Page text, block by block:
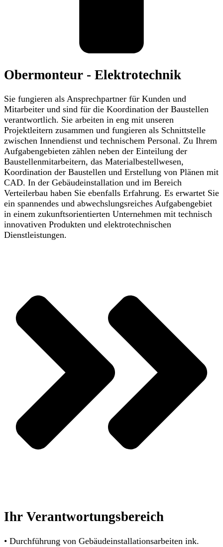
Obermonteur - Elektrotechnik
Sie fungieren als Ansprechpartner für Kunden und
Mitarbeiter und sind für die Koordination der Baustellen
verantwortlich. Sie arbeiten in eng mit unseren
Projektleitern zusammen und fungieren als Schnittstelle
zwischen Innendienst und technischem Personal. Zu Ihrem
Aufgabengebieten zählen neben der Einteilung der
Baustellenmitarbeitern, das Materialbestellwesen,
Koordination der Baustellen und Erstellung von Plänen mit
CAD. In der Gebäudeinstallation und im Bereich
Verteilerbau haben Sie ebenfalls Erfahrung. Es erwartet Sie
ein spannendes und abwechslungsreiches Aufgabengebiet
in einem zukunftsorientierten Unternehmen mit technisch
innovativen Produkten und elektrotechnischen
Dienstleistungen.
Ihr Verantwortungsbereich
• Durchführung von Gebäudeinstallationsarbeiten ink.